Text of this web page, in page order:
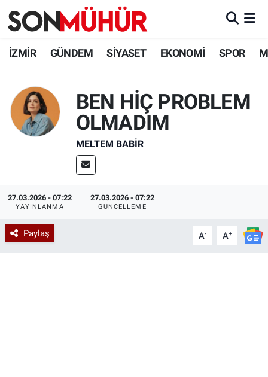
İZMİR GÜNDEM SİYASET EKONOMİ SPOR
BEN HİÇ PROBLEM
OLMADIM
MELTEM BABIR
27.03.2026 - 07:22
YAYINLANMA
27.03.2026 - 07:22
GÜNCELLEME
Paylaş A- A+
İzmir Nöbetçi Eczaneler
İzmir Namaz Vakitleri
İzmir Trafik Yoğunluk Haritası
Süper Lig Puan Durumu ve Fikstür
Tüm Manşetler
Son Dakika Haberleri